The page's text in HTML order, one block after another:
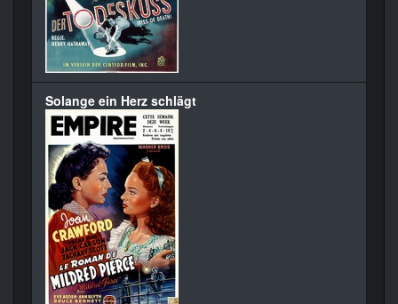
Solange ein Herz schlägt